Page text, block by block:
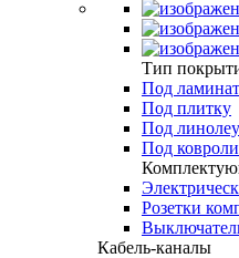
Тип
Под
Под плитку
Под
Под
Розетки
Кабель-каналы